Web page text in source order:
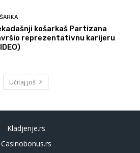
košarkaš Partizana
reprezentativnu karijeru
Učitaj još
Kladjenje.rs
Casinobonus.rs